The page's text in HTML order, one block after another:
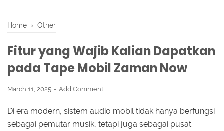
Home › Other
Fitur yang Wajib Kalian Dapatkan
pada Tape Mobil Zaman Now
March 11, 2025 Add Comment
Di era modern, sistem audio mobil tidak hanya berfungsi
sebagai pemutar musik, tetapi juga sebagai pusat